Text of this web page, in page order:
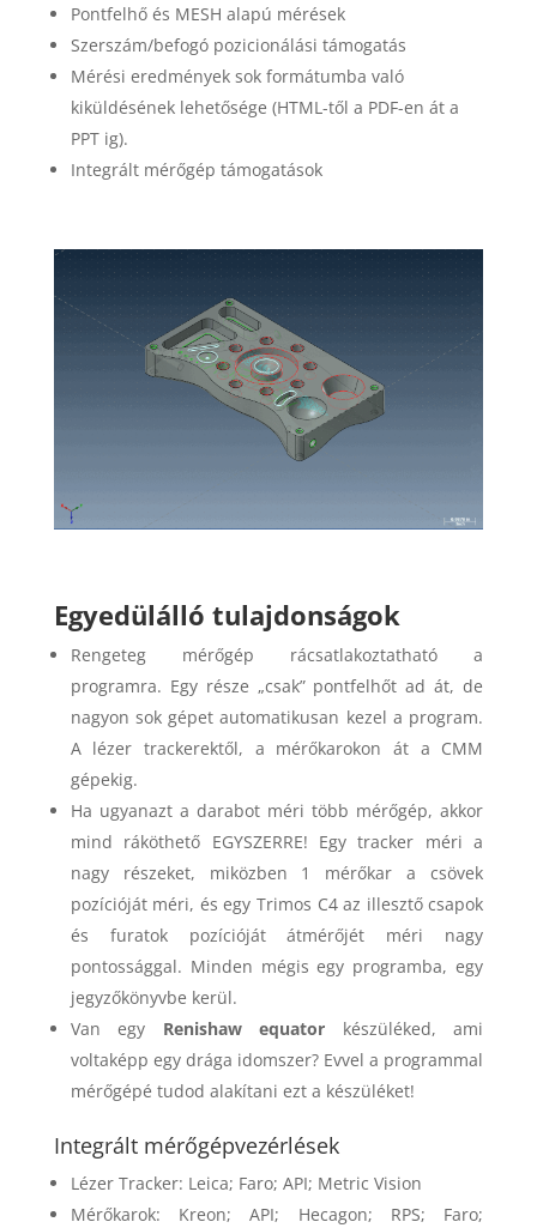
Pontfelhő és MESH alapú mérések
Szerszám/befogó pozicionálási támogatás
Mérési eredmények sok formátumba való
kiküldésének lehetősége (HTML-től a PDF-en át a
PPT ig).
Integrált mérőgép támogatások
Egyedülálló tulajdonságok
Rengeteg mérőgép rácsatlakoztatható a
programra. Egy része „csak” pontfelhőt ad át, de
nagyon sok gépet automatikusan kezel a program.
A lézer trackerektől, a mérőkarokon át a CMM
gépekig.
Ha ugyanazt a darabot méri több mérőgép, akkor
mind ráköthető EGYSZERRE! Egy tracker méri a
nagy részeket, miközben 1 mérőkar a csövek
pozícióját méri, és egy Trimos C4 az illesztő csapok
és furatok pozícióját átmérőjét méri nagy
pontossággal. Minden mégis egy programba, egy
jegyzőkönyvbe kerül.
Van egy Renishaw equator készüléked, ami
voltaképp egy drága idomszer? Evvel a programmal
mérőgépé tudod alakítani ezt a készüléket!
Integrált mérőgépvezérlések
Lézer Tracker: Leica; Faro; API; Metric Vision
Mérőkarok: Kreon; API; Hecagon; RPS; Faro;